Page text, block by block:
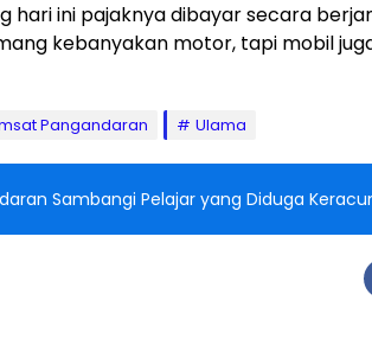
hari ini pajaknya dibayar secara
kebanyakan motor, tapi mobil
Pangandaran Ulama
Sambangi Pelajar yang Diduga